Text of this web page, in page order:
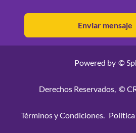
Powered by ©
Derechos Reservados, ©
Términos y Condiciones.